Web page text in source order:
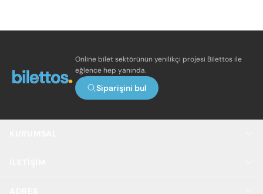
Online bilet sektörünün yenilikçi projesi Bilettos ile
eğlence hep yanında.
Siparişini bul